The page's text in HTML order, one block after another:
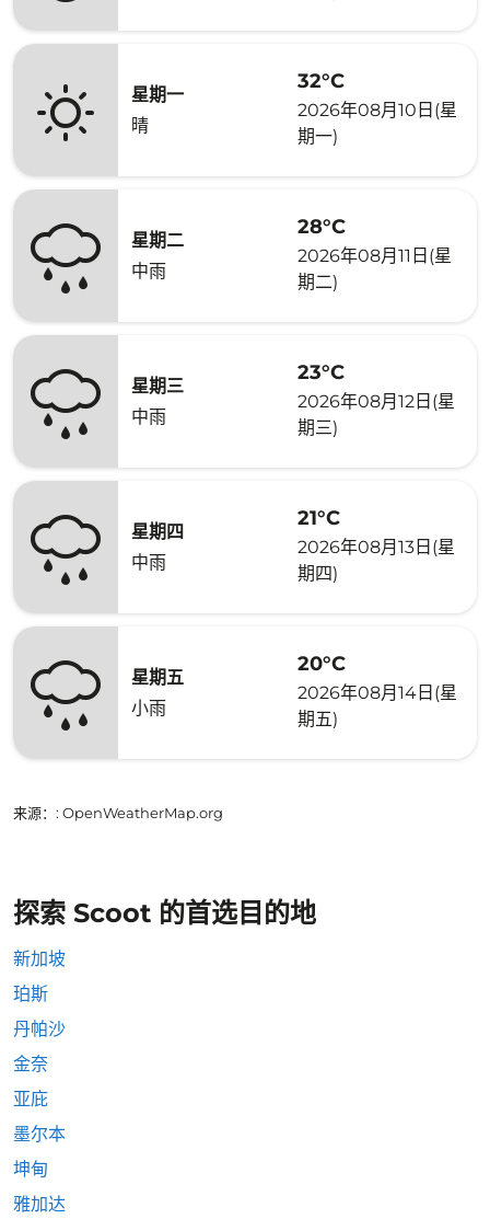
星期一
晴
32°C
2026年08月10日(星
期一)
星期二
中雨
28°C
2026年08月11日(星
期二)
星期三
中雨
23°C
2026年08月12日(星
期三)
星期四
中雨
21°C
2026年08月13日(星
期四)
星期五
小雨
20°C
2026年08月14日(星
期五)
来源： : OpenWeatherMap.org
探索 Scoot 的首选目的地
新加坡
珀斯
丹帕沙
金奈
亚庇
墨尔本
坤甸
雅加达